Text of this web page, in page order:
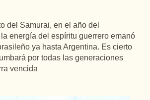
del Samurai, en el año del
energía del espíritu guerrero emanó
ya hasta Argentina. Es cierto
por todas las generaciones
vencida